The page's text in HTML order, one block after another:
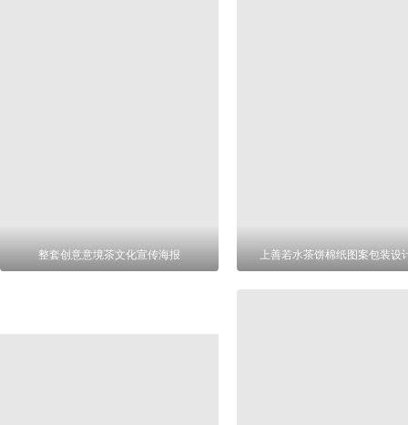
整套创意意境茶文化宣传海报 上善若水茶饼棉纸图案包装设